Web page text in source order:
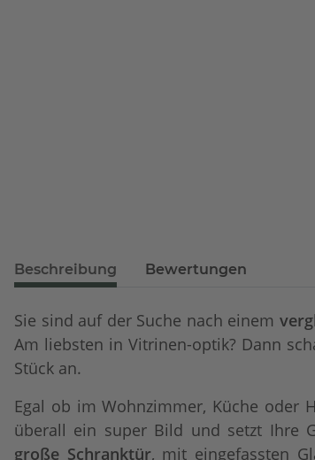
Beschreibung Bewertungen
Sie sind auf der Suche nach einem
Am liebsten in Vitrinen-optik? Dann
Stück an.
Egal ob im Wohnzimmer, Küche oder
überall ein super Bild und setzt Ihre
große Schranktür, mit eingefassten